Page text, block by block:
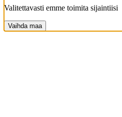
Valitettavasti emme toimita sijaintiisi
Vaihda maa